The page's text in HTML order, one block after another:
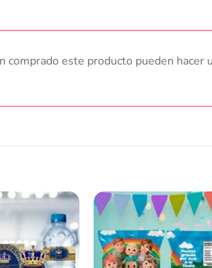
comprado este producto pueden hacer
Añadir
a la
lista
de